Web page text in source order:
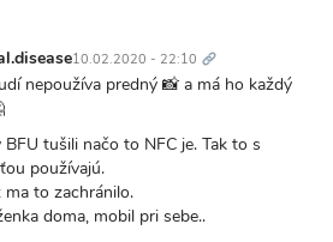
10.02.2020 - 22:10 odkaz
nepoužíva predný 📸 a má ho každý
tušili načo to NFC je. Tak to s
používajú.
ma to zachránilo.
doma, mobil pri sebe..